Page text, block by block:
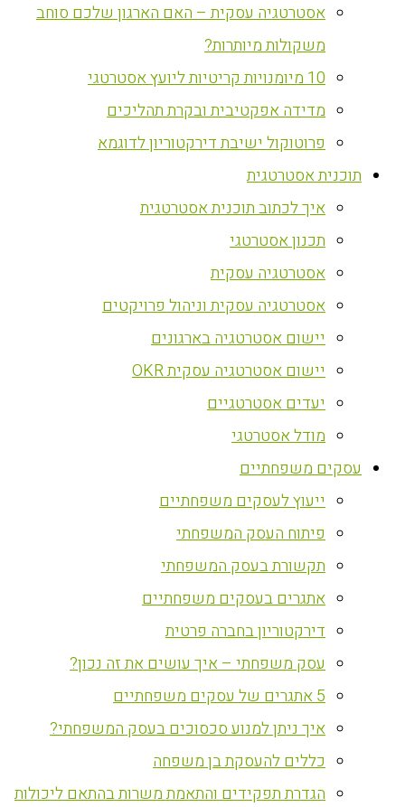
אסטרטגיה עסקית – האם הארגון שלכם סוחב
משקולות מיותרות?
10 מיומנויות קריטיות ליועץ אסטרטגי
מדידה אפקטיבית ובקרת תהליכים
פרוטוקול ישיבת דירקטוריון לדוגמא
‏תוכנית אסטרטגית
איך לכתוב תוכנית אסטרטגית
תכנון אסטרטגי
אסטרטגיה עסקית
אסטרטגיה עסקית וניהול פרויקטים
יישום אסטרטגיה בארגונים
יישום אסטרטגיה עסקית OKR
יעדים אסטרטגיים
מודל אסטרטגי
עסקים משפחתיים
ייעוץ לעסקים משפחתיים
פיתוח העסק המשפחתי
תקשורת בעסק המשפחתי
אתגרים בעסקים משפחתיים
דירקטוריון בחברה פרטית
עסק משפחתי – איך עושים את זה נכון?
5 אתגרים של עסקים משפחתיים
איך ניתן למנוע סכסוכים בעסק המשפחתי?
כללים להעסקת בן משפחה
הגדרת תפקידים והתאמת משרות בהתאם ליכולות